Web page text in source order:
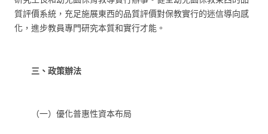
質評價系統，充足施展東西的品質評價對保教實行的迷信導向感
化，進步教員專門研究本質和實行才能。
三、政策辦法
（一）優化普惠性資本布局